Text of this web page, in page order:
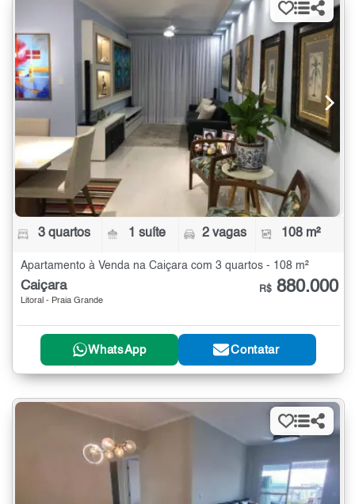
3 quartos 1 suíte 2 vagas 108 m²
Apartamento à Venda na Caiçara com 3 quartos - 108 m²
Caiçara
Litoral - Praia Grande
R$ 880.000
WhatsApp Contatar